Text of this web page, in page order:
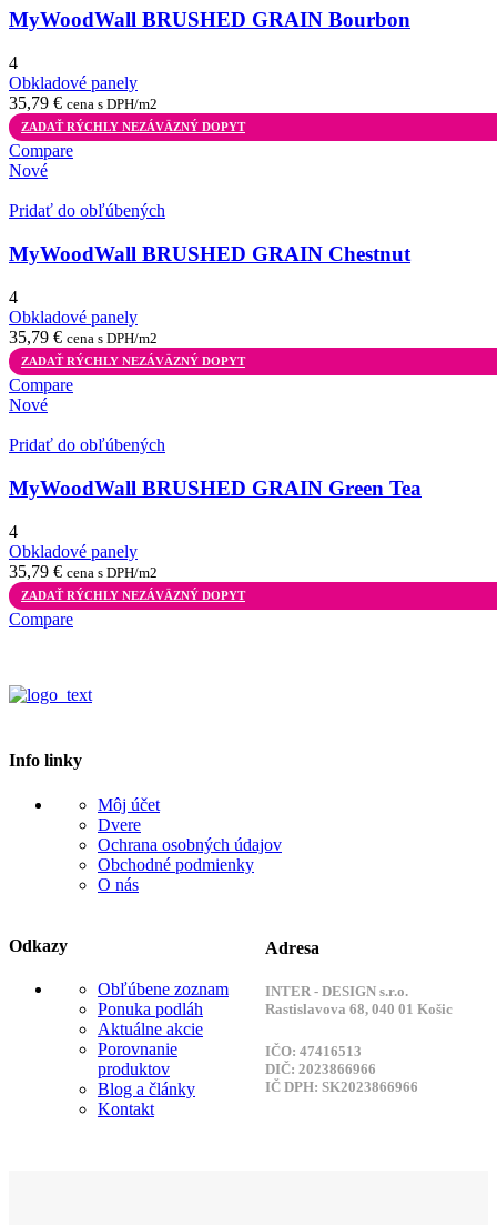
MyWoodWall BRUSHED GRAIN Bourbon
4
Obkladové panely
35,79 € cena s DPH/m2
ZADAŤ RÝCHLY NEZÁVÄZNÝ DOPYT
Compare
Nové
Pridať do obľúbených
MyWoodWall BRUSHED GRAIN Chestnut
4
Obkladové panely
35,79 € cena s DPH/m2
ZADAŤ RÝCHLY NEZÁVÄZNÝ DOPYT
Compare
Nové
Pridať do obľúbených
MyWoodWall BRUSHED GRAIN Green Tea
4
Obkladové panely
35,79 € cena s DPH/m2
ZADAŤ RÝCHLY NEZÁVÄZNÝ DOPYT
Compare
Info linky
Môj účet
Dvere
Ochrana osobných údajov
Obchodné podmienky
O nás
Odkazy
Obľúbene zoznam
Ponuka podláh
Aktuálne akcie
Porovnanie
produktov
Blog a články
Kontakt
Adresa
INTER - DESIGN s.r.o.
Rastislavova 68, 040 01 Košic
IČO: 47416513
DIČ: 2023866966
IČ DPH: SK2023866966